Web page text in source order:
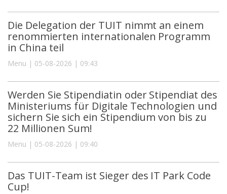
Die Delegation der TUIT nimmt an einem
renommierten internationalen Programm
in China teil
Menu | 05-08-2026 | 09:43
Werden Sie Stipendiatin oder Stipendiat des
Ministeriums für Digitale Technologien und
sichern Sie sich ein Stipendium von bis zu
22 Millionen Sum!
Menu | 05-08-2026 | 09:40
Das TUIT-Team ist Sieger des IT Park Code
Cup!